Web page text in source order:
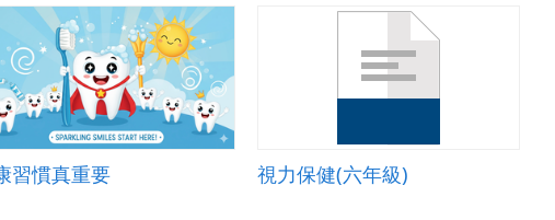
習慣真重要 視力保健(六年級)